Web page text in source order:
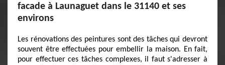
facade à Launaguet dans le 31140 et ses
environs
Les rénovations des peintures sont des tâches qui devront
souvent être effectuées pour embellir la maison. En fait,
pour effectuer ces tâches complexes, il faut s'adresser à